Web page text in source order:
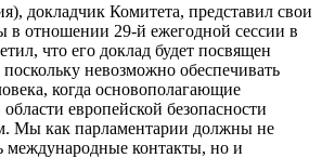
докладчик Комитета, представил свои
в отношении 29-й ежегодной сессии в
что его доклад будет посвящен
невозможно обеспечивать
когда основополагающие
европейской безопасности
Мы как парламентарии должны не
международные контакты, но и